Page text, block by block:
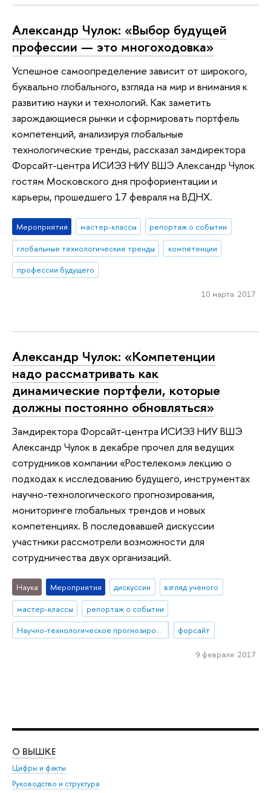
Александр Чулок: «Выбор будущей
профессии — это многоходовка»
Успешное самоопределение зависит от широкого,
буквально глобального, взгляда на мир и внимания к
развитию науки и технологий. Как заметить
зарождающиеся рынки и сформировать портфель
компетенций, анализируя глобальные
технологические тренды, рассказал замдиректора
Форсайт-центра ИСИЭЗ НИУ ВШЭ Александр Чулок
гостям Московского дня профориентации и
карьеры, прошедшего 17 февраля на ВДНХ.
Мероприятия мастер-классы
репортаж о событии
глобальные технологические тренды
компетенции
профессии будущего
10 марта 2017
Александр Чулок: «Компетенции
надо рассматривать как
динамические портфели, которые
должны постоянно обновляться»
Замдиректора Форсайт-центра ИСИЭЗ НИУ ВШЭ
Александр Чулок в декабре прочел для ведущих
сотрудников компании «Ростелеком» лекцию о
подходах к исследованию будущего, инструментах
научно-технологического прогнозирования,
мониторинге глобальных трендов и новых
компетенциях. В последовавшей дискуссии
участники рассмотрели возможности для
сотрудничества двух организаций.
Наука Мероприятия дискуссии
взгляд ученого
мастер-классы
репортаж о событии
Научно-технологическое прогнозирование
форсайт
9 февраля 2017
О ВЫШКЕ
Цифры и факты
Руководство и структура